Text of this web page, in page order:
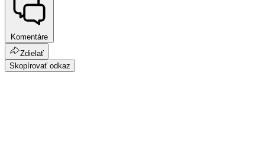
Komentáre
Zdielať
Skopírovať odkaz